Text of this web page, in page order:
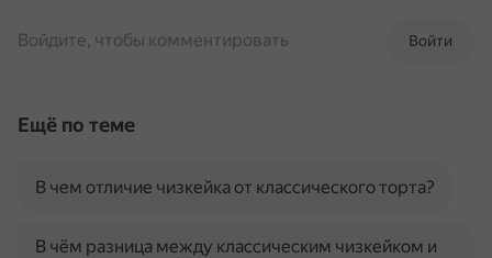
Войти
Войдите, чтобы комментировать
Ещё по теме
В чем отличие чизкейка от классического торта?
В чём разница между классическим чизкейком и